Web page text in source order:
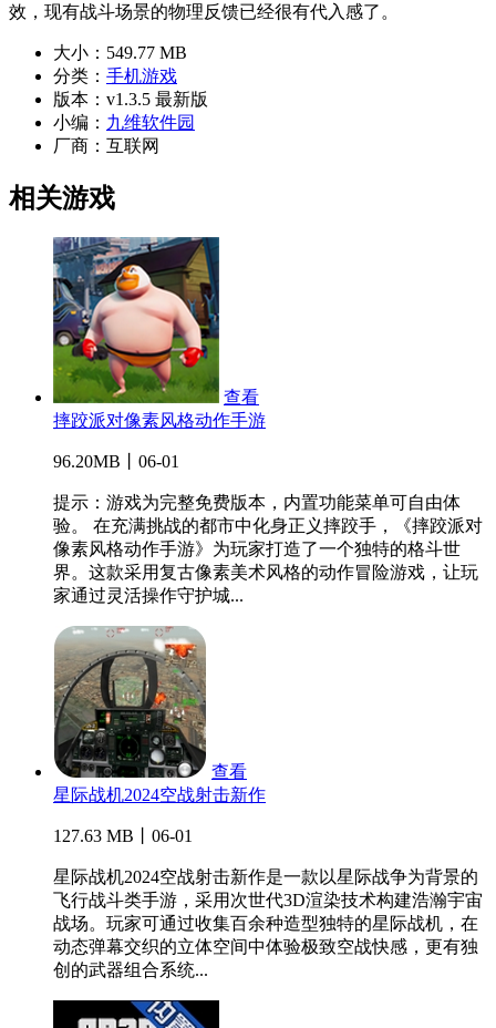
效，现有战斗场景的物理反馈已经很有代入感了。
大小： 549.77 MB
分类： 手机游戏
版本： v1.3.5 最新版
小编： 九维软件园
厂商： 互联网
相关游戏
查看
摔跤派对像素风格动作手游
96.20MB丨06-01
提示：游戏为完整免费版本，内置功能菜单可自由体
验。 在充满挑战的都市中化身正义摔跤手，《摔跤派对
像素风格动作手游》为玩家打造了一个独特的格斗世
界。这款采用复古像素美术风格的动作冒险游戏，让玩
家通过灵活操作守护城...
查看
星际战机2024空战射击新作
127.63 MB丨06-01
星际战机2024空战射击新作是一款以星际战争为背景的
飞行战斗类手游，采用次世代3D渲染技术构建浩瀚宇宙
战场。玩家可通过收集百余种造型独特的星际战机，在
动态弹幕交织的立体空间中体验极致空战快感，更有独
创的武器组合系统...